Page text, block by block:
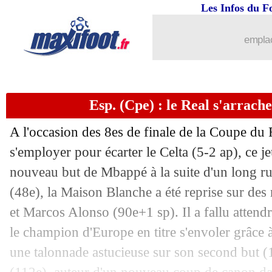
Les Infos du
Esp. (Cpe) : le Real
A l'occasion des 8es de finale de la Coupe
s'employer pour écarter le Celta (5-2 ap), ce
nouveau but de Mbappé à la suite d'un long
(48e), la Maison Blanche a été reprise sur
et Marcos Alonso (90e+1 sp). Il a fallu
le champion d'Europe en titre s'envoler grâce
une talonnade astucieuse sur son second but
Real: le geste de Mbappé, Ancelotti
17/01 PSG
17/01 Belgique: Tedesco a bien pris la
17/01 Monaco : un milieu de Chelsea dans
17/01 Real: Endrick se montre patient
17/01 Lens: Bane prêté à Annecy (officiel)
17/01 OM: le mercato, Koné a pris sa
17/01 Leipzig: Vermeeren définitivement